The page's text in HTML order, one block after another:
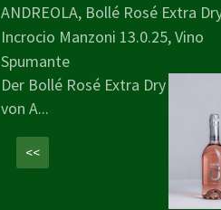
ANDREOLA, Bollé Rosé Extra
Incrocio Manzoni 13.0.25, Vino
Spumante
Der Bollé Rosé Extra Dry
von A...
<<